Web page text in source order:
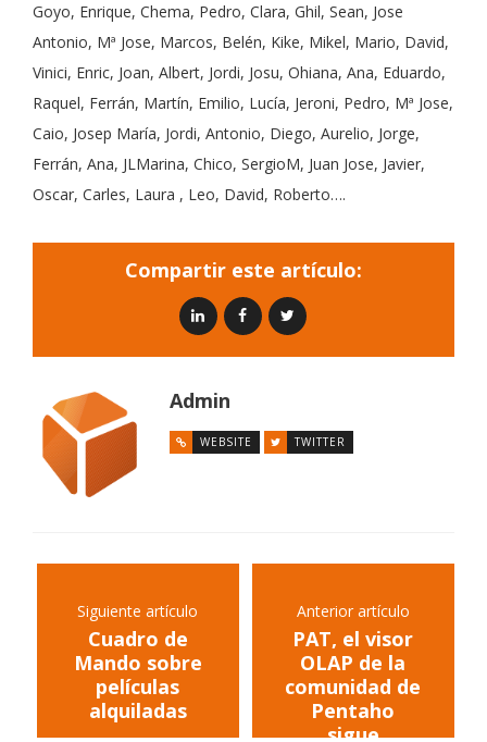
Goyo, Enrique, Chema, Pedro, Clara, Ghil, Sean, Jose
Antonio, Mª Jose, Marcos, Belén, Kike, Mikel, Mario, David,
Vinici, Enric, Joan, Albert, Jordi, Josu, Ohiana, Ana, Eduardo,
Raquel, Ferrán, Martín, Emilio, Lucía, Jeroni, Pedro, Mª Jose,
Caio, Josep María, Jordi, Antonio, Diego, Aurelio, Jorge,
Ferrán, Ana, JLMarina, Chico, SergioM, Juan Jose, Javier,
Oscar, Carles, Laura , Leo, David, Roberto….
Compartir este artículo:
Admin
WEBSITE TWITTER
Siguiente artículo
Cuadro de
Mando sobre
películas
alquiladas
Anterior artículo
PAT, el visor
OLAP de la
comunidad de
Pentaho
sigue